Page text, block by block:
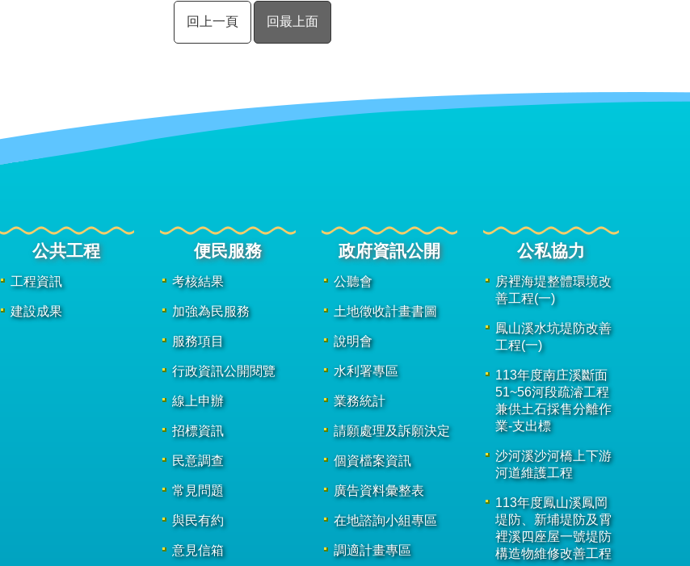
回上一頁 回最上面
公共工程
工程資訊
建設成果
便民服務
考核結果
加強為民服務
服務項目
行政資訊公開閱覽
線上申辦
招標資訊
民意調查
常見問題
與民有約
意見信箱
政府資訊公開
公聽會
土地徵收計畫書圖
說明會
水利署專區
業務統計
請願處理及訴願決定
個資檔案資訊
廣告資料彙整表
在地諮詢小組專區
調適計畫專區
公私協力
房裡海堤整體環境改
善工程(一)
鳳山溪水坑堤防改善
工程(一)
113年度南庄溪斷面
51~56河段疏濬工程
兼供土石採售分離作
業-支出標
沙河溪沙河橋上下游
河道維護工程
113年度鳳山溪鳳岡
堤防、新埔堤防及霄
裡溪四座屋一號堤防
構造物維修改善工程